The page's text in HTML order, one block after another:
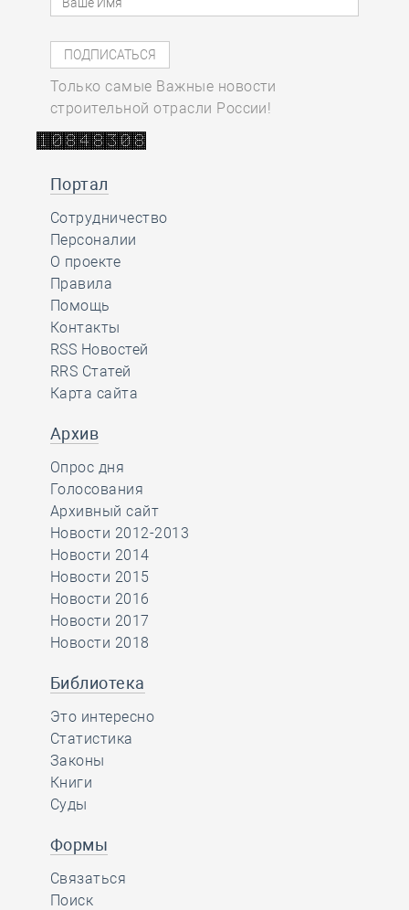
Только самые Важные новости
строительной отрасли России!
Портал
Сотрудничество
Персоналии
О проекте
Правила
Помощь
Контакты
RSS Новостей
RRS Статей
Карта сайта
Архив
Опрос дня
Голосования
Архивный сайт
Новости 2012-2013
Новости 2014
Новости 2015
Новости 2016
Новости 2017
Новости 2018
Библиотека
Это интересно
Статистика
Законы
Книги
Суды
Формы
Связаться
Поиск